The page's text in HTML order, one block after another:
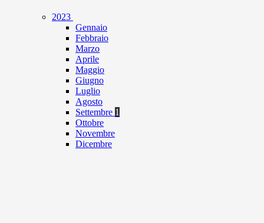
2023
Gennaio
Febbraio
Marzo
Aprile
Maggio
Giugno
Luglio
Agosto
Settembre 1
Ottobre
Novembre
Dicembre